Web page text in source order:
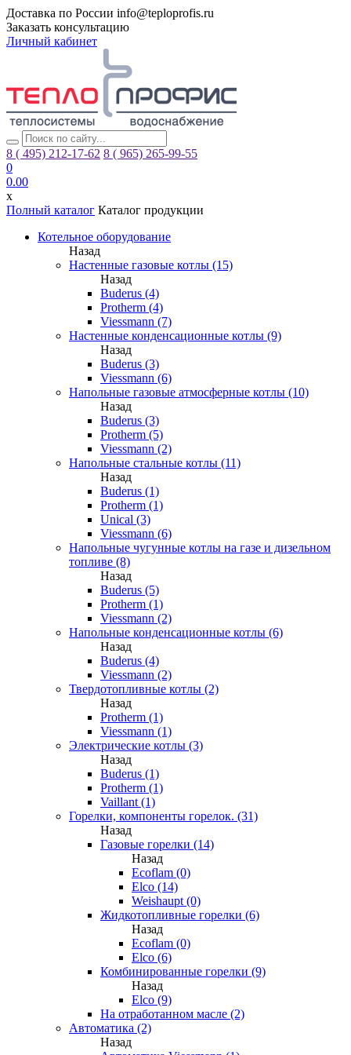
Доставка по России info@teploprofis.ru
Заказать консультацию
Личный кабинет
8 ( 495) 212-17-62 8 ( 965) 265-99-55
0
0.00
x
Полный каталог Каталог продукции
Котельное оборудование
Назад
Настенные газовые котлы (15)
Назад
Buderus (4)
Protherm (4)
Viessmann (7)
Настенные конденсационные котлы (9)
Назад
Buderus (3)
Viessmann (6)
Напольные газовые атмосферные котлы (10)
Назад
Buderus (3)
Protherm (5)
Viessmann (2)
Напольные стальные котлы (11)
Назад
Buderus (1)
Protherm (1)
Unical (3)
Viessmann (6)
Напольные чугунные котлы на газе и дизельном
топливе (8)
Назад
Buderus (5)
Protherm (1)
Viessmann (2)
Напольные конденсационные котлы (6)
Назад
Buderus (4)
Viessmann (2)
Твердотопливные котлы (2)
Назад
Protherm (1)
Viessmann (1)
Электрические котлы (3)
Назад
Buderus (1)
Protherm (1)
Vaillant (1)
Горелки, компоненты горелок. (31)
Назад
Газовые горелки (14)
Назад
Ecoflam (0)
Elco (14)
Weishaupt (0)
Жидкотопливные горелки (6)
Назад
Ecoflam (0)
Elco (6)
Комбинированные горелки (9)
Назад
Elco (9)
На отработанном масле (2)
Автоматика (2)
Назад